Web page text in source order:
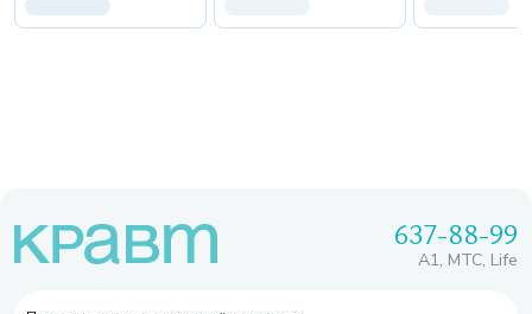
637-88-99
A1, МТС, Life